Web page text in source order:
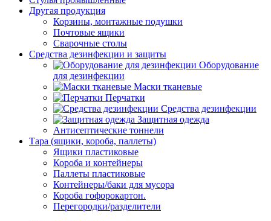
Другая продукция
Корзины, монтажные подушки
Почтовые ящики
Сварочные столы
Средства дезинфекции и защиты
Оборудование
для дезинфекции
Маски тканевые
Перчатки
Средства дезинфекции
Защитная одежда
Антисептические тоннели
Тара (ящики, короба, паллеты)
Ящики пластиковые
Короба и контейнеры
Паллеты пластиковые
Контейнеры/баки для мусора
Короба гофорокартон.
Перегородки/разделители